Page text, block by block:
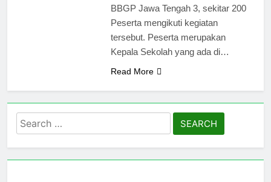
BBGP Jawa Tengah 3, sekitar 200
Peserta mengikuti kegiatan
tersebut. Peserta merupakan
Kepala Sekolah yang ada di…
Read More
Search
for: